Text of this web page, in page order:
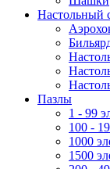
Настольный
Пазлы
1 - 99
100 -
1000
1500